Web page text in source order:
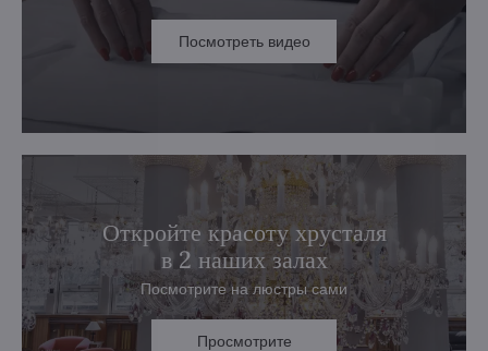
Посмотреть видео
Откройте красоту хрусталя
в 2 наших залах
Посмотрите на люстры сами
Просмотрите